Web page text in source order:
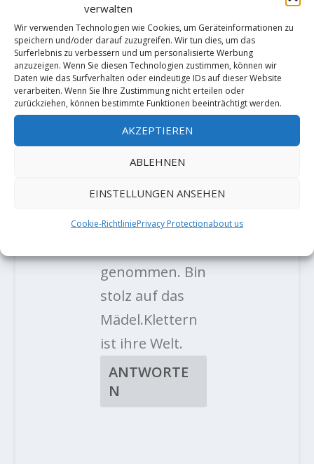
verwalten
Wir verwenden Technologien wie Cookies, um Geräteinformationen zu
speichern und/oder darauf zuzugreifen. Wir tun dies, um das
Surferlebnis zu verbessern und um personalisierte Werbung
anzuzeigen. Wenn Sie diesen Technologien zustimmen, können wir
Daten wie das Surfverhalten oder eindeutige IDs auf dieser Website
verarbeiten. Wenn Sie Ihre Zustimmung nicht erteilen oder
zurückziehen, können bestimmte Funktionen beeinträchtigt werden.
AKZEPTIEREN
ABLEHNEN
EINSTELLUNGEN ANSEHEN
Cookie-RichtliniePrivacy Protectionabout us
1 KOMMENTAR
Günter Kuhne am
15. April 2021 um 10:05
War eine
Enkelin. Hat
auch mehrmals
genommen. Bin
stolz auf das
Mädel.Klettern
ist ihre Welt.
ANTWORTE
N